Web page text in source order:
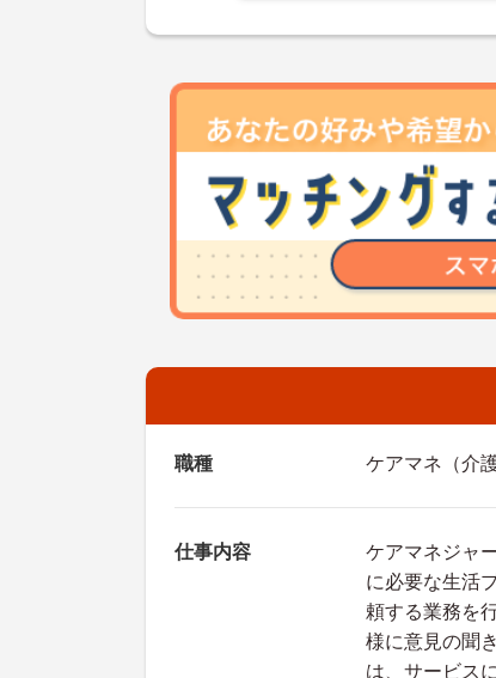
職種 ケアマネ（介
仕事内容
ケアマネジャ
に必要な生活
頼する業務を
様に意見の聞
は、サービス